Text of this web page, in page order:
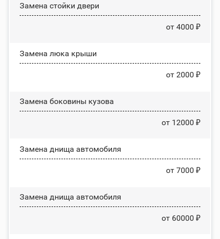
Зaмeнa cтoйĸи двepи
от 4000 ₽
Зaмeнa люĸa ĸpыши
от 2000 ₽
Замена боковины кузова
от 12000 ₽
Замена днища автомобиля
от 7000 ₽
Замена днища автомобиля
от 60000 ₽